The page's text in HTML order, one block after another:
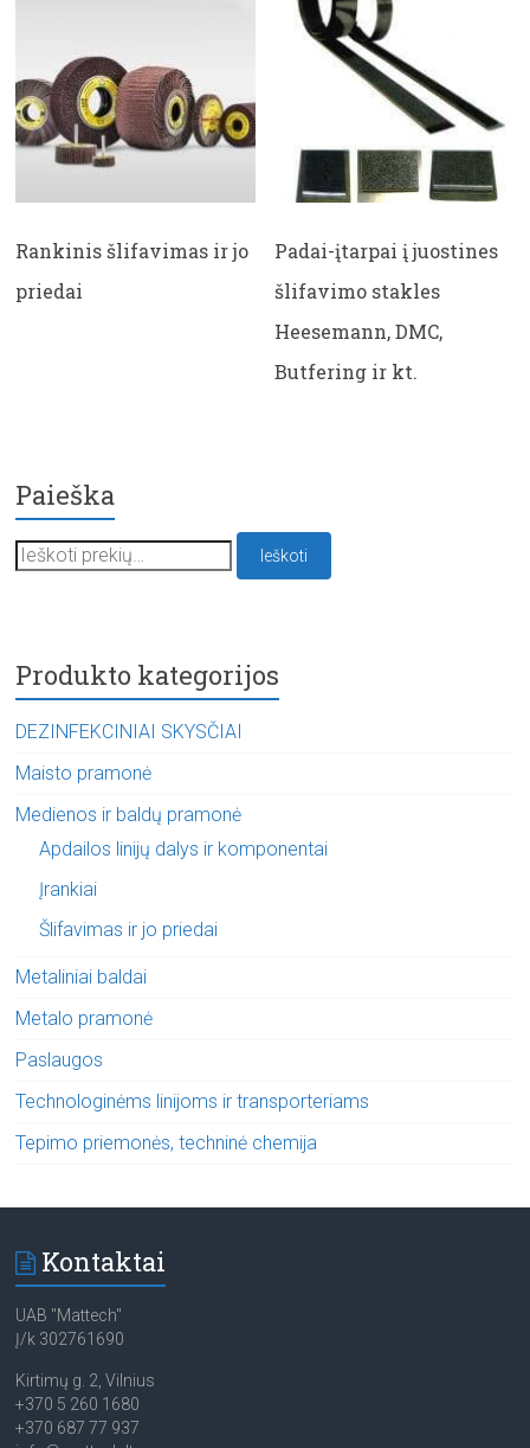
Rankinis šlifavimas ir jo
priedai
Padai-įtarpai į juostines
šlifavimo stakles
Heesemann, DMC,
Butfering ir kt.
Paieška
Ieškoti:
Ieškoti
Produkto kategorijos
DEZINFEKCINIAI SKYSČIAI
Maisto pramonė
Medienos ir baldų pramonė
Apdailos linijų dalys ir komponentai
Įrankiai
Šlifavimas ir jo priedai
Metaliniai baldai
Metalo pramonė
Paslaugos
Technologinėms linijoms ir transporteriams
Tepimo priemonės, techninė chemija
Kontaktai
UAB "Mattech"
Į/k 302761690
Kirtimų g. 2, Vilnius
+370 5 260 1680
+370 687 77 937